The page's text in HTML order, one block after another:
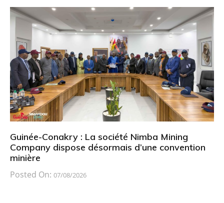
Guinée-Conakry : La société Nimba Mining
Company dispose désormais d’une convention
minière
Posted On: 07/08/2026